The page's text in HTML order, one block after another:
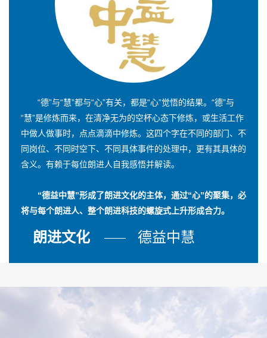
“德”与“慧”都与“心”有关，都是“心”觉悟的结果。“德”与
“慧”是修炼而来，在清净无为的空杯心态下修炼，或生活工作
中做人做事时，点点滴滴中修炼。这四个字在不同的部门、不
同岗位、不同时空下、不同具体事件的处理中，更有其具体的
含义。有赖于每位朗进人自我感悟并解读。
“德益中慧”形成了朗进文化的主体，通过“心”的聚集，必
将与每个朗进人、整个朗进科技的螺旋式上升形成合力。
朗进文化 德益中慧